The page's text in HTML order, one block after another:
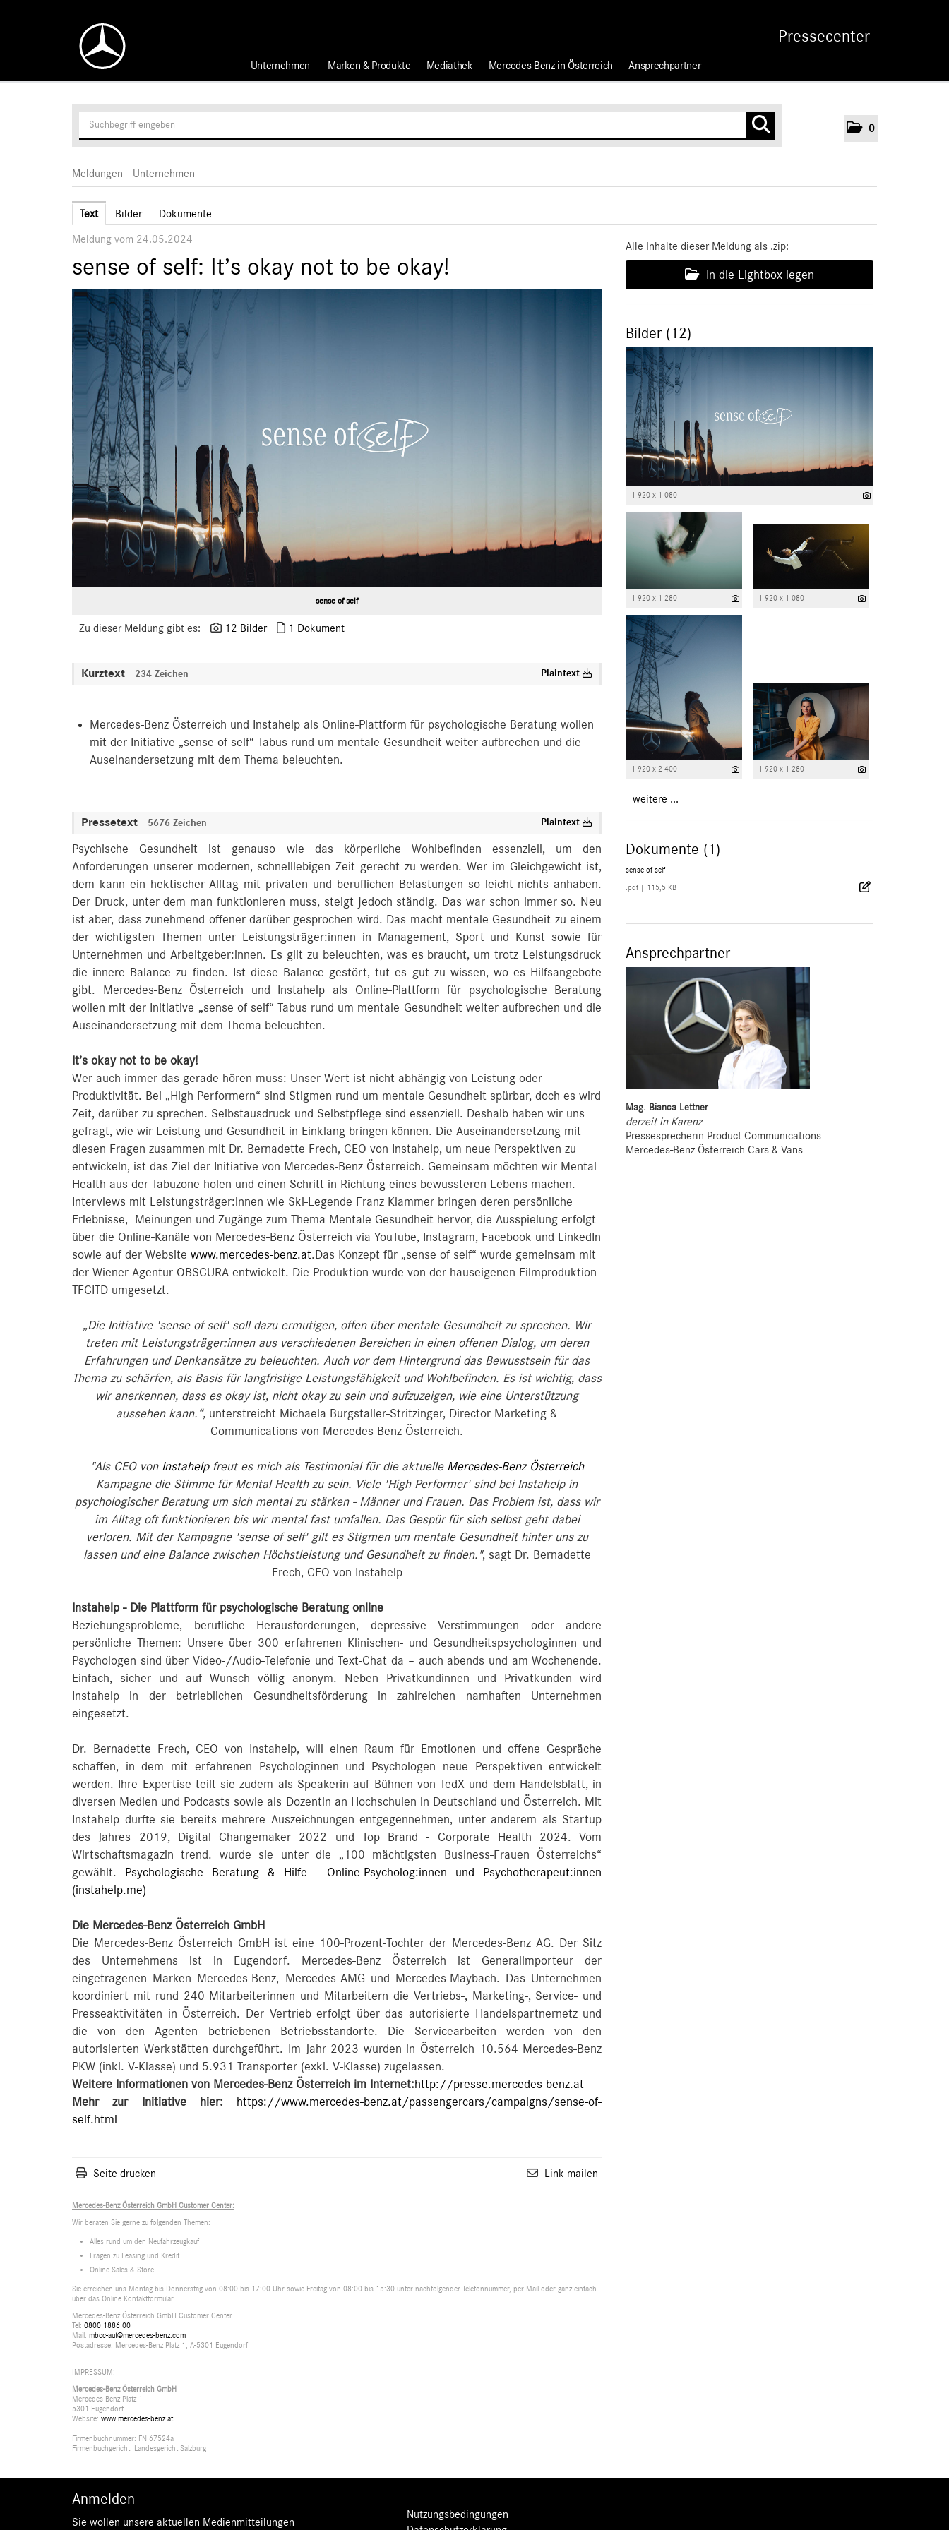
Pressecenter
0
Unternehmen Marken & Produkte Mediathek Mercedes-Benz in Österreich Ansprechpartner
Meldungen Unternehmen
Text Bilder Dokumente
Meldung vom 24.05.2024
sense of self: It’s okay not to be okay!
sense of self
Zu dieser Meldung gibt es: 12 Bilder 1 Dokument
Kurztext 234 Zeichen Plaintext
Mercedes-Benz Österreich und Instahelp als Online-Plattform für psychologische Beratung wollen
mit der Initiative „sense of self“ Tabus rund um mentale Gesundheit weiter aufbrechen und die
Auseinandersetzung mit dem Thema beleuchten.
Pressetext 5676 Zeichen Plaintext
Psychische Gesundheit ist genauso wie das körperliche Wohlbefinden essenziell, um den
Anforderungen unserer modernen, schnelllebigen Zeit gerecht zu werden. Wer im Gleichgewicht ist,
dem kann ein hektischer Alltag mit privaten und beruflichen Belastungen so leicht nichts anhaben.
Der Druck, unter dem man funktionieren muss, steigt jedoch ständig. Das war schon immer so. Neu
ist aber, dass zunehmend offener darüber gesprochen wird. Das macht mentale Gesundheit zu einem
der wichtigsten Themen unter Leistungsträger:innen in Management, Sport und Kunst sowie für
Unternehmen und Arbeitgeber:innen. Es gilt zu beleuchten, was es braucht, um trotz Leistungsdruck
die innere Balance zu finden. Ist diese Balance gestört, tut es gut zu wissen, wo es Hilfsangebote
gibt. Mercedes-Benz Österreich und Instahelp als Online-Plattform für psychologische Beratung
wollen mit der Initiative „sense of self“ Tabus rund um mentale Gesundheit weiter aufbrechen und die
Auseinandersetzung mit dem Thema beleuchten.
It’s okay not to be okay!
Wer auch immer das gerade hören muss: Unser Wert ist nicht abhängig von Leistung oder
Produktivität. Bei „High Performern“ sind Stigmen rund um mentale Gesundheit spürbar, doch es wird
Zeit, darüber zu sprechen. Selbstausdruck und Selbstpflege sind essenziell. Deshalb haben wir uns
gefragt, wie wir Leistung und Gesundheit in Einklang bringen können. Die Auseinandersetzung mit
diesen Fragen zusammen mit Dr. Bernadette Frech, CEO von Instahelp, um neue Perspektiven zu
entwickeln, ist das Ziel der Initiative von Mercedes-Benz Österreich. Gemeinsam möchten wir Mental
Health aus der Tabuzone holen und einen Schritt in Richtung eines bewussteren Lebens machen.
Interviews mit Leistungsträger:innen wie Ski-Legende Franz Klammer bringen deren persönliche
Erlebnisse, Meinungen und Zugänge zum Thema Mentale Gesundheit hervor, die Ausspielung erfolgt
über die Online-Kanäle von Mercedes-Benz Österreich via YouTube, Instagram, Facebook und LinkedIn
sowie auf der Website www.mercedes-benz.at.Das Konzept für „sense of self“ wurde gemeinsam mit
der Wiener Agentur OBSCURA entwickelt. Die Produktion wurde von der hauseigenen Filmproduktion
TFCITD umgesetzt.
„Die Initiative 'sense of self' soll dazu ermutigen, offen über mentale Gesundheit zu sprechen. Wir
treten mit Leistungsträger:innen aus verschiedenen Bereichen in einen offenen Dialog, um deren
Erfahrungen und Denkansätze zu beleuchten. Auch vor dem Hintergrund das Bewusstsein für das
Thema zu schärfen, als Basis für langfristige Leistungsfähigkeit und Wohlbefinden. Es ist wichtig, dass
wir anerkennen, dass es okay ist, nicht okay zu sein und aufzuzeigen, wie eine Unterstützung
aussehen kann.“, unterstreicht Michaela Burgstaller-Stritzinger, Director Marketing &
Communications von Mercedes-Benz Österreich.
"Als CEO von Instahelpfreut es mich als Testimonial für die aktuelle Mercedes-Benz Österreich
Kampagne die Stimme für Mental Health zu sein. Viele 'High Performer' sind bei Instahelp in
psychologischer Beratung um sich mental zu stärken - Männer und Frauen. Das Problem ist, dass wir
im Alltag oft funktionieren bis wir mental fast umfallen. Das Gespür für sich selbst geht dabei
verloren. Mit der Kampagne 'sense of self' gilt es Stigmen um mentale Gesundheit hinter uns zu
lassen und eine Balance zwischen Höchstleistung und Gesundheit zu finden.", sagt Dr. Bernadette
Frech, CEO von Instahelp
Instahelp - Die Plattform für psychologische Beratung online
Beziehungsprobleme, berufliche Herausforderungen, depressive Verstimmungen oder andere
persönliche Themen: Unsere über 300 erfahrenen Klinischen- und Gesundheitspsychologinnen und
Psychologen sind über Video-/Audio-Telefonie und Text-Chat da – auch abends und am Wochenende.
Einfach, sicher und auf Wunsch völlig anonym. Neben Privatkundinnen und Privatkunden wird
Instahelp in der betrieblichen Gesundheitsförderung in zahlreichen namhaften Unternehmen
eingesetzt.
Dr. Bernadette Frech, CEO von Instahelp, will einen Raum für Emotionen und offene Gespräche
schaffen, in dem mit erfahrenen Psychologinnen und Psychologen neue Perspektiven entwickelt
werden. Ihre Expertise teilt sie zudem als Speakerin auf Bühnen von TedX und dem Handelsblatt, in
diversen Medien und Podcasts sowie als Dozentin an Hochschulen in Deutschland und Österreich. Mit
Instahelp durfte sie bereits mehrere Auszeichnungen entgegennehmen, unter anderem als Startup
des Jahres 2019, Digital Changemaker 2022 und Top Brand - Corporate Health 2024. Vom
Wirtschaftsmagazin trend. wurde sie unter die „100 mächtigsten Business-Frauen Österreichs“
gewählt.
Psychologische Beratung & Hilfe - Online-Psycholog:innen und Psychotherapeut:innen
(instahelp.me)
Die Mercedes-Benz Österreich GmbH
Die Mercedes-Benz Österreich GmbH ist eine 100-Prozent-Tochter der Mercedes-Benz AG. Der Sitz
des Unternehmens ist in Eugendorf. Mercedes-Benz Österreich ist Generalimporteur der
eingetragenen Marken Mercedes-Benz, Mercedes-AMG und Mercedes-Maybach. Das Unternehmen
koordiniert mit rund 240 Mitarbeiterinnen und Mitarbeitern die Vertriebs-, Marketing-, Service- und
Presseaktivitäten in Österreich. Der Vertrieb erfolgt über das autorisierte Handelspartnernetz und
die von den Agenten betriebenen Betriebsstandorte. Die Servicearbeiten werden von den
autorisierten Werkstätten durchgeführt. Im Jahr 2023 wurden in Österreich 10.564 Mercedes-Benz
PKW (inkl. V-Klasse) und 5.931 Transporter (exkl. V-Klasse) zugelassen.
Weitere Informationen von Mercedes-Benz Österreich im Internet:http://presse.mercedes-benz.at
Mehr zur Initiative hier: https://www.mercedes-benz.at/passengercars/campaigns/sense-of-
self.html
Seite drucken Link mailen
Mercedes-Benz Österreich GmbH Customer Center:
Wir beraten Sie gerne zu folgenden Themen:
Alles rund um den Neufahrzeugkauf
Fragen zu Leasing und Kredit
Online Sales & Store
Sie erreichen uns Montag bis Donnerstag von 08:00 bis 17:00 Uhr sowie Freitag von 08:00 bis 15:30 unter nachfolgender Telefonnummer, per Mail oder ganz einfach
über das Online Kontaktformular.
Mercedes-Benz Österreich GmbH Customer Center
Tel: 0800 1886 00
Mail: mbcc-aut@mercedes-benz.com
Postadresse: Mercedes-Benz Platz 1, A-5301 Eugendorf
IMPRESSUM:
Mercedes-Benz Österreich GmbH
Mercedes-Benz Platz 1
5301 Eugendorf
Website: www.mercedes-benz.at
Firmenbuchnummer: FN 67524a
Firmenbuchgericht: Landesgericht Salzburg
Alle Inhalte dieser Meldung als .zip:
In die Lightbox legen
Bilder (12)
1 920 x 1 080
1 920 x 1 280 1 920 x 1 080
1 920 x 2 400 1 920 x 1 280
weitere ...
Dokumente (1)
sense of self
.pdf 115,5 KB
Ansprechpartner
Mag. Bianca Lettner
derzeit in Karenz
Pressesprecherin Product Communications
Mercedes-Benz Österreich Cars & Vans
Anmelden
Sie wollen unsere aktuellen Medienmitteilungen
Nutzungsbedingungen